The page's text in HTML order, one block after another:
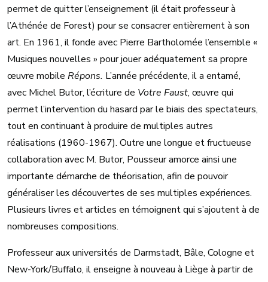
permet de quitter l’enseignement (il était professeur à
l’Athénée de Forest) pour se consacrer entièrement à son
art. En 1961, il fonde avec Pierre Bartholomée l’ensemble «
Musiques nouvelles » pour jouer adéquatement sa propre
œuvre mobile Répons. L’année précédente, il a entamé,
avec Michel Butor, l’écriture de Votre Faust, œuvre qui
permet l’intervention du hasard par le biais des spectateurs,
tout en continuant à produire de multiples autres
réalisations (1960-1967). Outre une longue et fructueuse
collaboration avec M. Butor, Pousseur amorce ainsi une
importante démarche de théorisation, afin de pouvoir
généraliser les découvertes de ses multiples expériences.
Plusieurs livres et articles en témoignent qui s’ajoutent à de
nombreuses compositions.
Professeur aux universités de Darmstadt, Bâle, Cologne et
New-York/Buffalo, il enseigne à nouveau à Liège à partir de